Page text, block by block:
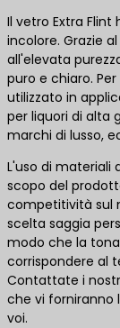
Il vetro Extra
incolore. Grazie
all'elevata
puro e chiaro.
utilizzato in
per liquori di alta
marchi di lusso,
L'uso di materiali
scopo del
competitività sul
scelta saggia
modo che la
corrispondere al
Contattate i
che vi forniranno
voi.